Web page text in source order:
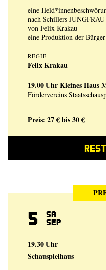
eine
nach Schillers
von Felix Krakau
eine Produktion der
REGIE
Felix Krakau
19.00 UhrKleines Haus
Fördervereins
Preis: 27 € bis 30 €
5 Sa
Sep
19.30 Uhr
Schauspielhaus